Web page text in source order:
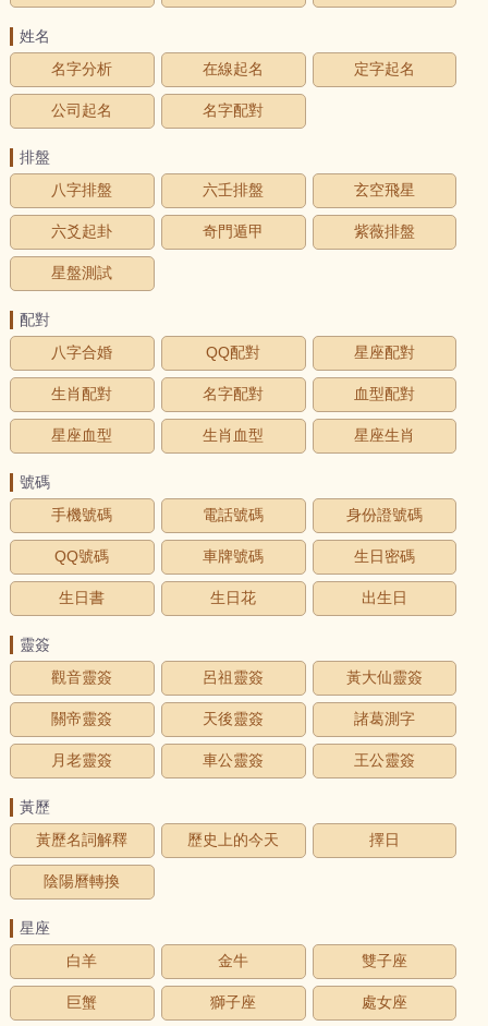
姓名
名字分析
在線起名 定字起名
公司起名 名字配對
排盤
八字排盤
六壬排盤 玄空飛星
六爻起卦 奇門遁甲 紫薇排盤
星盤測試
配對
八字合婚
QQ配對 星座配對
生肖配對 名字配對 血型配對
星座血型 生肖血型 星座生肖
號碼
手機號碼
電話號碼 身份證號碼
QQ號碼 車牌號碼 生日密碼
生日書 生日花 出生日
靈簽
觀音靈簽
呂祖靈簽 黃大仙靈簽
關帝靈簽 天後靈簽 諸葛測字
月老靈簽 車公靈簽 王公靈簽
黃歷
黃歷名詞解釋
歷史上的今天 擇日
陰陽曆轉換
星座
白羊
金牛 雙子座
巨蟹 獅子座 處女座